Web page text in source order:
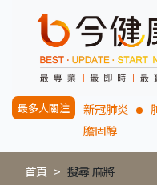
最多人關注 新冠肺炎
膽固醇
首頁 搜尋 麻將